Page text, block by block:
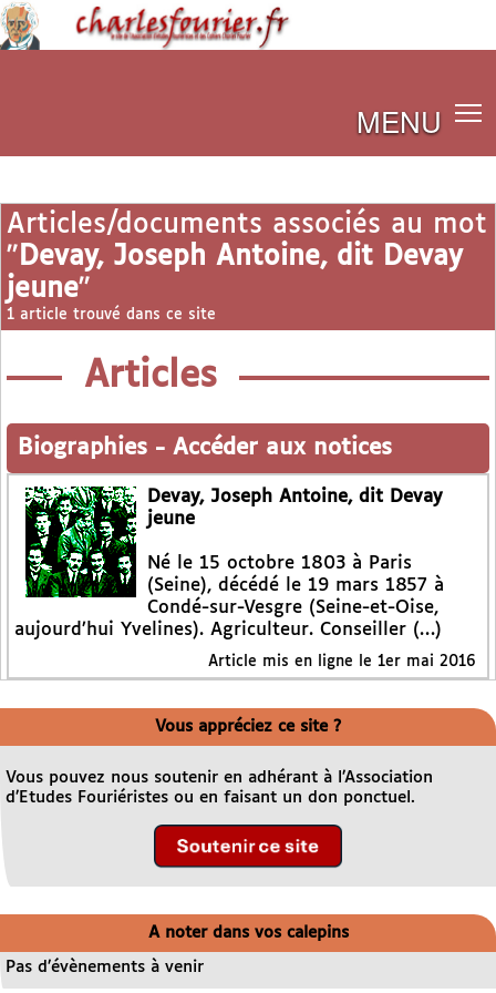
MENU
Articles/documents associés au mot
" Devay, Joseph Antoine, dit Devay
jeune"
1 article trouvé dans ce site
Articles
Biographies - Accéder aux notices
Devay, Joseph Antoine, dit Devay
jeune
Né le 15 octobre 1803 à Paris
(Seine), décédé le 19 mars 1857 à
Condé-sur-Vesgre (Seine-et-Oise,
aujourd’hui Yvelines). Agriculteur. Conseiller (…)
Article mis en ligne le 1er mai 2016
Vous appréciez ce site ?
Vous pouvez nous soutenir en adhérant à l’Association
d’Etudes Fouriéristes ou en faisant un don ponctuel.
A noter dans vos calepins
Pas d’évènements à venir